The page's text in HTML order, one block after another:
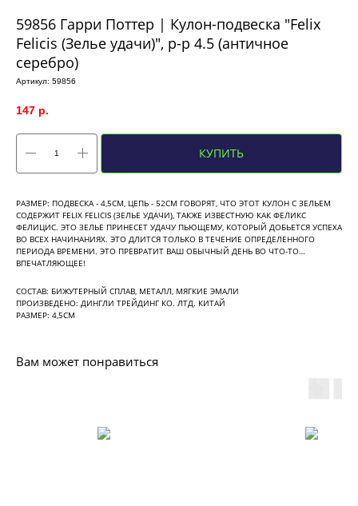
59856 Гарри Поттер | Кулон-подвеска "Felix
Felicis (Зелье удачи)", р-р 4.5 (античное
серебро)
Артикул: 59856
147 р.
КУПИТЬ
РАЗМЕР: ПОДВЕСКА - 4,5СМ, ЦЕПЬ - 52СМ ГОВОРЯТ, ЧТО ЭТОТ КУЛОН С ЗЕЛЬЕМ
СОДЕРЖИТ FELIX FELICIS (ЗЕЛЬЕ УДАЧИ), ТАКЖЕ ИЗВЕСТНУЮ КАК ФЕЛИКС
ФЕЛИЦИС. ЭТО ЗЕЛЬЕ ПРИНЕСЕТ УДАЧУ ПЬЮЩЕМУ, КОТОРЫЙ ДОБЬЕТСЯ УСПЕХА
ВО ВСЕХ НАЧИНАНИЯХ. ЭТО ДЛИТСЯ ТОЛЬКО В ТЕЧЕНИЕ ОПРЕДЕЛЕННОГО
ПЕРИОДА ВРЕМЕНИ. ЭТО ПРЕВРАТИТ ВАШ ОБЫЧНЫЙ ДЕНЬ ВО ЧТО-ТО…
ВПЕЧАТЛЯЮЩЕЕ!
СОСТАВ: БИЖУТЕРНЫЙ СПЛАВ, МЕТАЛЛ, МЯГКИЕ ЭМАЛИ
ПРОИЗВЕДЕНО: ДИНГЛИ ТРЕЙДИНГ КО. ЛТД. КИТАЙ
РАЗМЕР: 4,5СМ
Вам может понравиться